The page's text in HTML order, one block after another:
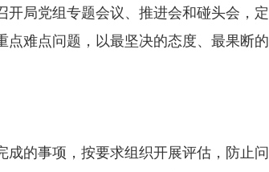
局党组专题会议、推进会和碰头会，定
难点问题，以最坚决的态度、最果断的
的事项，按要求组织开展评估，防止问